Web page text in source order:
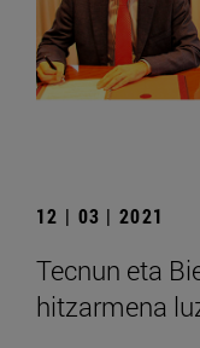
12 | 03 | 2021
Tecnun eta
hitzarmena